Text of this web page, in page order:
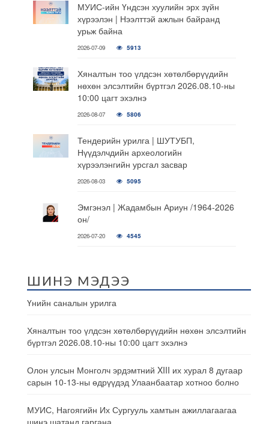
МУИС-ийн Үндсэн хуулийн эрх зүйн
хүрээлэн | Нээлттэй ажлын байранд
урьж байна
2026-07-09 5913
Хяналтын тоо үлдсэн хөтөлбөрүүдийн
нөхөн элсэлтийн бүртгэл 2026.08.10-ны
10:00 цагт эхэлнэ
2026-08-07 5806
Тендерийн урилга | ШУТУБП,
Нүүдэлчдийн археологийн
хүрээлэнгийн урсгал засвар
2026-08-03 5095
Эмгэнэл | Жадамбын Ариун /1964-2026
он/
2026-07-20 4545
ШИНЭ МЭДЭЭ
Үнийн саналын урилга
Хяналтын тоо үлдсэн хөтөлбөрүүдийн нөхөн элсэлтийн
бүртгэл 2026.08.10-ны 10:00 цагт эхэлнэ
Олон улсын Монголч эрдэмтний XIII их хурал 8 дугаар
сарын 10-13-ны өдрүүдэд Улаанбаатар хотноо болно
МУИС, Нагоягийн Их Сургууль хамтын ажиллагаагаа
шинэ шатанд гаргана